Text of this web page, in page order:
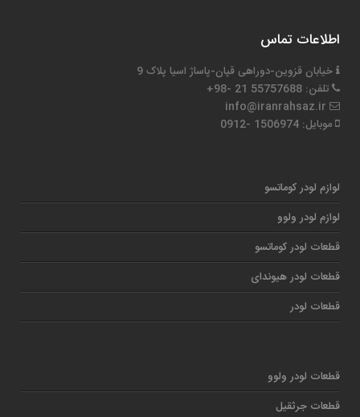
اطلاعات تماس
خیابان قزوین-دوراهی قپان-پاساژ اسیا پلاک 9
تلفن: 55757688 21 -98+
موبایل: 1506974 -0912
لوازم لودر کوماتسو
لوازم لودر ولوو
قطعات لودر کوماتسو
قطعات لودر هیوندای
قطعات لودر
قطعات لودر ولوو
قطعات جرثقیل